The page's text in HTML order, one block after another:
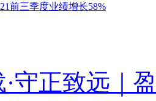
前三季度业绩增长58%
·守正致远｜